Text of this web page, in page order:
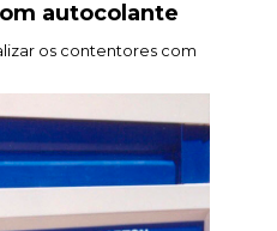
autocolante
os contentores com